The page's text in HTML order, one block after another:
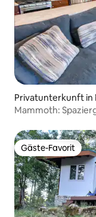
Privatunterkunft in
Mammoth:
Gäste-Favorit
Gäste-Favorit